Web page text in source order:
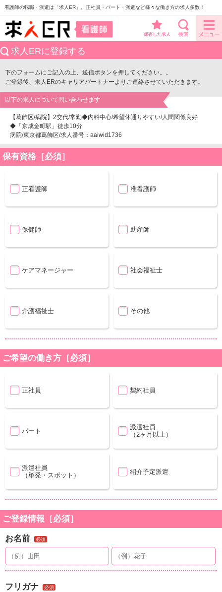
看護師の転職・派遣は「求人ER」。正社員・パート・派遣など様々な働き方の求人多数！
保存した求人
求人ERに登録する
下のフォームにご記入の上、送信ボタンを押してください。。
ご登録後、求人ERのキャリアパートナーよりご連絡させていただきます。
以下の求人について問い合わせます
【葛飾区/病院】2交代/常勤◆内科中心/希望休通りやすい/人間関係良好
◆「京成金町駅」徒歩10分
病院/東京都葛飾区/求人番号：aaiwid1736
保有資格［必須］
正看護師 准看護師
保健師 助産師
ケアマネージャー 社会福祉士
介護福祉士 その他
ご希望の働き方［必須］
正社員 契約社員
パート
派遣社員
（2ヶ月以上）
派遣社員
（単発・スポット）
紹介予定派遣
ご登録情報［必須］
お名前 必須
フリガナ 必須